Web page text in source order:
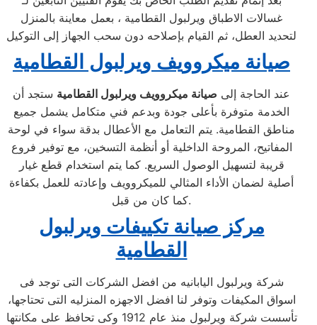
غسالات الاطباق ويرلبول القطامية ، بعمل معاينة بالمنزل
لتحديد العطل، ثم القيام بإصلاحه دون سحب الجهاز إلى التوكيل
صيانة ميكروويف ويرلبول القطامية
عند الحاجة إلى صيانة ميكروويف ويرلبول القطامية ستجد أن
الخدمة متوفرة بأعلى جودة وبدعم فني متكامل يشمل جميع
مناطق القطامية. يتم التعامل مع الأعطال بدقة سواء في لوحة
المفاتيح، المروحة الداخلية أو أنظمة التسخين، مع توفير فروع
قريبة لتسهيل الوصول السريع. كما يتم استخدام قطع غيار
أصلية لضمان الأداء المثالي للميكروويف وإعادته للعمل بكفاءة
كما كان من قبل.
مركز صيانة تكييفات ويرلبول
القطامية
شركة ويرلبول اليابانيه من افضل الشركات التى توجد فى
اسواق المكيفات وتوفر لنا افضل الاجهزه المنزليه التى تحتاجها،
تأسست شركة ويرلبول منذ عام 1912 وكى تحافظ على مكانتها